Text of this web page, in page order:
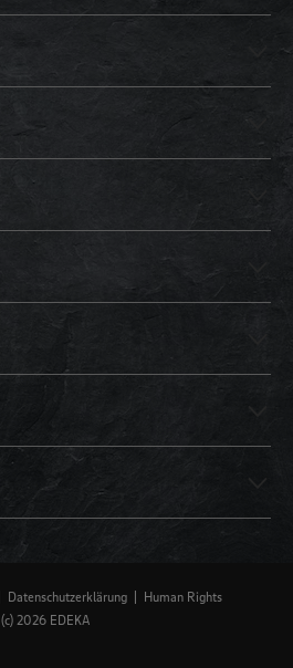
Datenschutzerklärung
Human Rights
(c) 2026 EDEKA